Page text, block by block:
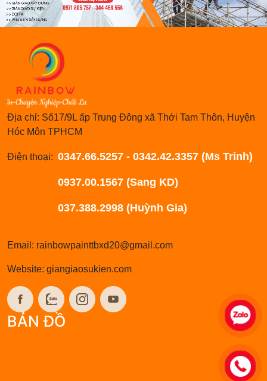
Địa chỉ: Số17/9L ấp Trung Đông xã Thới Tam Thôn, Huyện
Hóc Môn TPHCM
Điện thoại: 0347.66.5257 - 0342.42.3357 (Ms Trinh)
0937.00.1567 (Sang KD)
037.388.2998 (Huỳnh Gia)
Email: rainbowpainttbxd20@gmail.com
Website: giangiaosukien.com
BẢN ĐỒ